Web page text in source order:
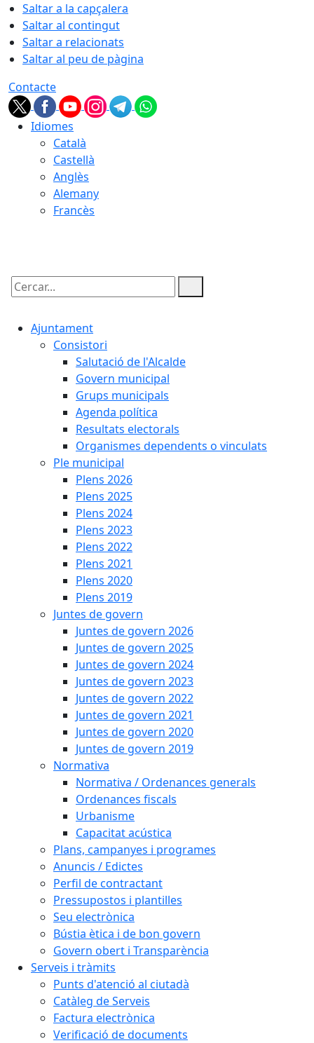
Saltar a la capçalera
Saltar al contingut
Saltar a relacionats
Saltar al peu de pàgina
Contacte
Idiomes
Català
Castellà
Anglès
Alemany
Francès
Cercar:
Ajuntament
Consistori
Salutació de l'Alcalde
Govern municipal
Grups municipals
Agenda política
Resultats electorals
Organismes dependents o vinculats
Ple municipal
Plens 2026
Plens 2025
Plens 2024
Plens 2023
Plens 2022
Plens 2021
Plens 2020
Plens 2019
Juntes de govern
Juntes de govern 2026
Juntes de govern 2025
Juntes de govern 2024
Juntes de govern 2023
Juntes de govern 2022
Juntes de govern 2021
Juntes de govern 2020
Juntes de govern 2019
Normativa
Normativa / Ordenances generals
Ordenances fiscals
Urbanisme
Capacitat acústica
Plans, campanyes i programes
Anuncis / Edictes
Perfil de contractant
Pressupostos i plantilles
Seu electrònica
Bústia ètica i de bon govern
Govern obert i Transparència
Serveis i tràmits
Punts d'atenció al ciutadà
Catàleg de Serveis
Factura electrònica
Verificació de documents